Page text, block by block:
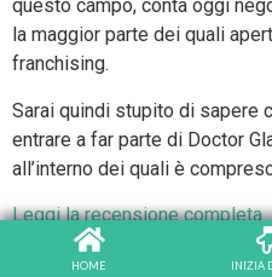
questo campo, conta oggi
la maggior parte dei quali
franchising.
Sarai quindi stupito di sapere
entrare a far parte di Doctor
all’interno dei quali è
Leggi la recensione completa.
Asiagem
HOME INIZIA